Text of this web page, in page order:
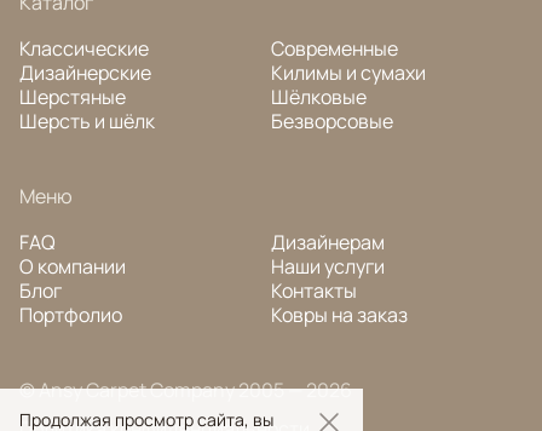
Классические
Дизайнерские
Шерстяные
Шерсть и шёлк
Современные
Килимы и сумахи
Шёлковые
Безворсовые
Меню
FAQ
О компании
Блог
Портфолио
Дизайнерам
Наши услуги
Контакты
Ковры на заказ
© Ansy Carpet Company 2005 — 2026
Продолжая просмотр сайта, вы